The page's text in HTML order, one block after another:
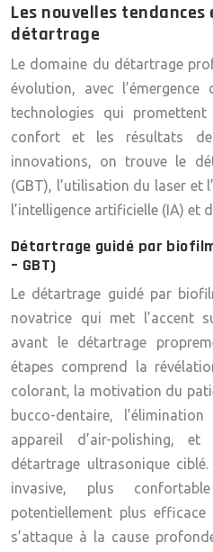
Les nouvelles
détartrage
Le domaine du détartrage
évolution, avec
technologies qui promettent
confort et les résultats
innovations, on trouve le
(GBT), l’utilisation du laser et
l’intelligence artificielle (IA) et
Détartrage guidé par
– GBT)
Le détartrage guidé par
novatrice qui met l’accent
avant le détartrage
étapes comprend la
colorant, la motivation du
bucco-dentaire,
appareil d’air-polishing,
détartrage ultrasonique
invasive, plus
potentiellement plus
s’attaque à la cause